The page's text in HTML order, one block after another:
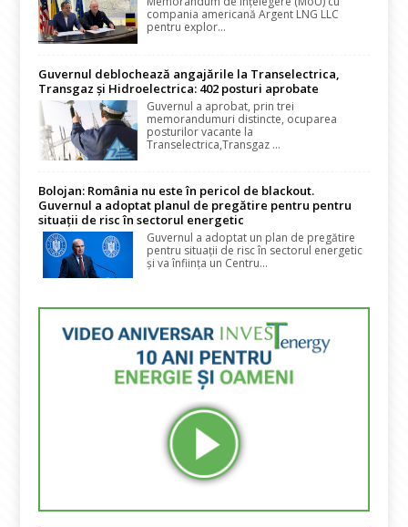
compania americană Argent LNG LLC
pentru explor...
Guvernul deblochează angajările la Transelectrica,
Transgaz și Hidroelectrica: 402 posturi aprobate
Guvernul a aprobat, prin trei
memorandumuri distincte, ocuparea
posturilor vacante la
Transelectrica,Transgaz ...
Bolojan: România nu este în pericol de blackout.
Guvernul a adoptat planul de pregătire pentru pentru
situații de risc în sectorul energetic
Guvernul a adoptat un plan de pregătire
pentru situații de risc în sectorul energetic
și va înființa un Centru...